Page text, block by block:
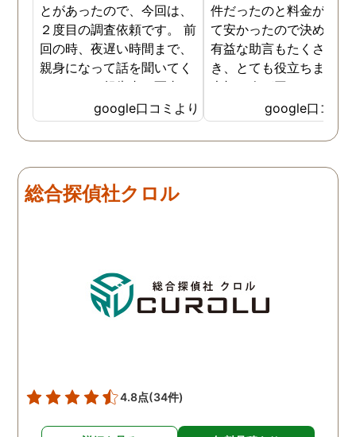
とがあったので、今回は、
２度目の調査依頼です。 前
回の時、夜遅い時間まで、
親身になって話を聞いてく
れたのと、報告書の写真
が、場所が悪かったのに、
とても鮮明に写っていたの
で、再度、調査をお願いさ
度、自分でも行動パターン
の把握をしていましたが、
ズでした。 とくに、急なお
願いの時に人員を手配して
頂き、ホテルからの証拠を
後の事についてアドバイス
を頂いて、とても信頼出来
る探偵事務所さんだと、あ
google口コミより
件だったのと料金が比較
て安かったので決めまし
有益な助言もたくさん頂
き、とても役立ちました
大切な人が困っていたら
番に紹介したいと思える
偵事務所です
google口コミ
総合探偵社クロル
4.8点(34件)